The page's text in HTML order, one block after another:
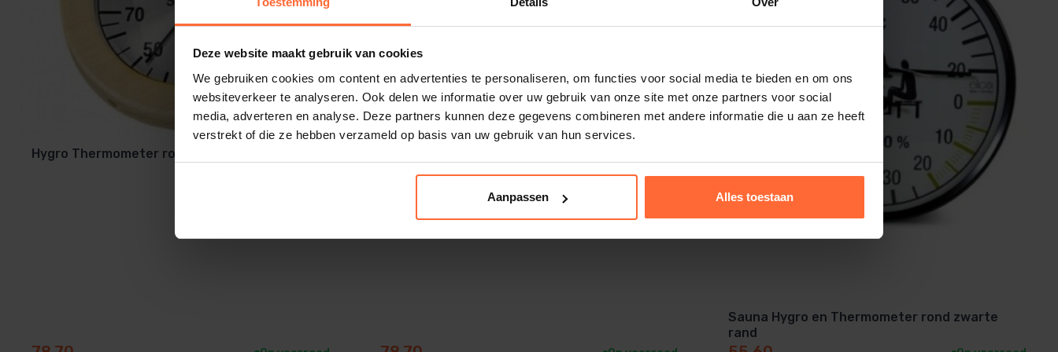
Deze website maakt gebruik van cookies
We gebruiken cookies om content en advertenties te personaliseren, om functies voor social media te bieden en om ons
websiteverkeer te analyseren. Ook delen we informatie over uw gebruik van onze site met onze partners voor social
media, adverteren en analyse. Deze partners kunnen deze gegevens combineren met andere informatie die u aan ze heeft
verstrekt of die ze hebben verzameld op basis van uw gebruik van hun services.
Aanpassen Alles toestaan
Hygro Thermometer rond groot
Sauna Hygro en Thermometer rond zwarte
rand